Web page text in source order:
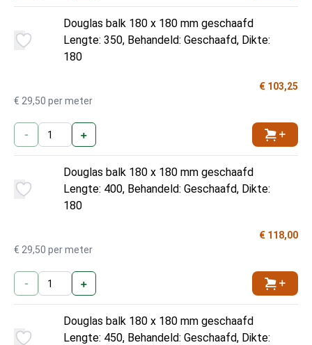
Douglas balk 180 x 180 mm geschaafd
Lengte: 350, Behandeld: Geschaafd, Dikte:
180
€ 103,25
€ 29,50 per meter
- +
Douglas balk 180 x 180 mm geschaafd
Lengte: 400, Behandeld: Geschaafd, Dikte:
180
€ 118,00
€ 29,50 per meter
- +
Douglas balk 180 x 180 mm geschaafd
Lengte: 450, Behandeld: Geschaafd, Dikte: